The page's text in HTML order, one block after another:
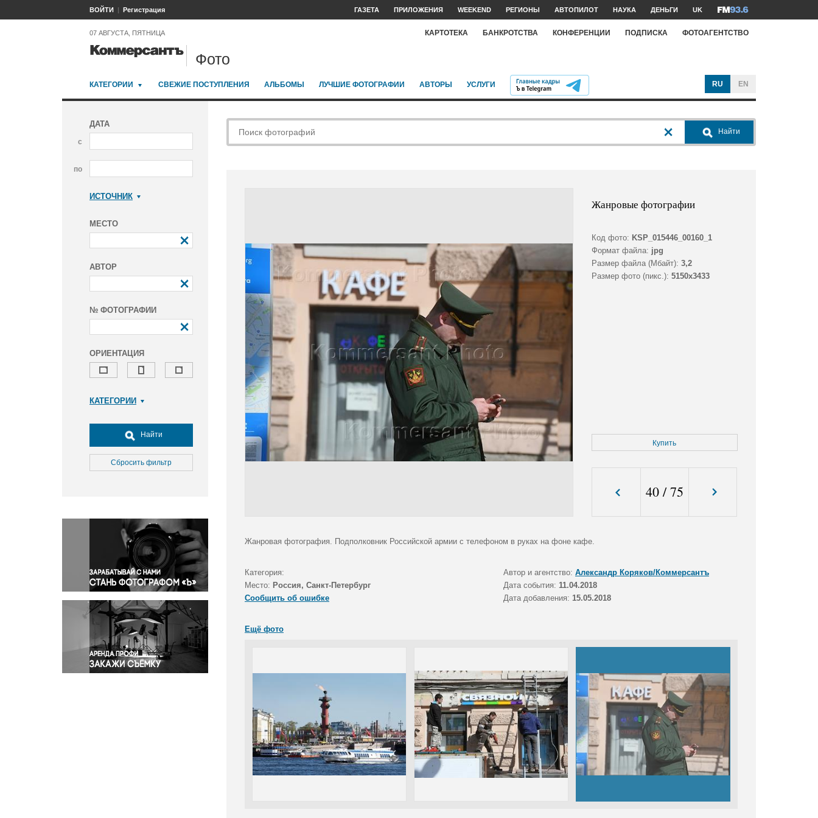
ВОЙТИ Регистрация ГАЗЕТА ПРИЛОЖЕНИЯ WEEKEND РЕГИОНЫ АВТОПИЛОТ НАУКА ДЕНЬГИ UK
07 АВГУСТА, ПЯТНИЦА КАРТОТЕКА БАНКРОТСТВА КОНФЕРЕНЦИИ ПОДПИСКА ФОТОАГЕНТСТВО
Фото
КАТЕГОРИИ СВЕЖИЕ ПОСТУПЛЕНИЯ АЛЬБОМЫ ЛУЧШИЕ ФОТОГРАФИИ АВТОРЫ УСЛУГИ RU EN
ДАТА
с
по
ИСТОЧНИК
МЕСТО
АВТОР
№ ФОТОГРАФИИ
ОРИЕНТАЦИЯ
КАТЕГОРИИ
Досуг, туризм и отдых
Культура
Медицина
Окружающая среда
Политика
Правосудие
Происшествия и конфликты
Религия
Светская жизнь
Спорт
Экология
Экономика и бизнес
Найти
Сбросить фильтр
Найти
Жанровые фотографии
Код фото: KSP_015446_00160_1
Формат файла: jpg
Размер файла (Мбайт): 3,2
Размер фото (пикс.): 5150x3433
Купить
40/75
Жанровая фотография. Подполковник Российской армии с телефоном в руках на фоне кафе.
Категория: Автор и агентство: Александр Коряков/Коммерсантъ
Место: Россия, Санкт-Петербург Дата события: 11.04.2018
Сообщить об ошибке
Дата добавления: 15.05.2018
Ещё фото